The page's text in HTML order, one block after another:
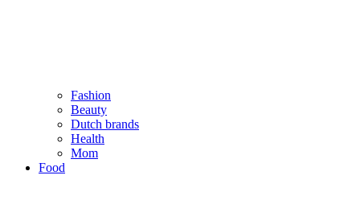
Fashion
Beauty
Dutch brands
Health
Mom
Food